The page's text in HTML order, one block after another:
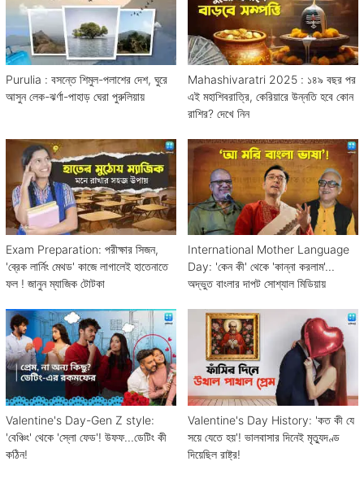
Purulia : বসন্তে শিমুল-পলাশের দেশ, ঘুরে
আসুন লেক-ঝর্ণা-পাহাড় ঘেরা পুরুলিয়ায়
Mahashivaratri 2025 : ১৪৯ বছর পর
এই মহাশিবরাত্রি, কেরিয়ারে উন্নতি হবে কোন
রাশির? দেখে নিন
Exam Preparation: পরীক্ষার সিজন,
'ব্রেক লার্নিং মেথড' কাজে লাগালেই হাতেনাতে
ফল ! জানুন ম্যাজিক টোটকা
International Mother Language
Day: 'কেন কী' থেকে 'কান্না করলাম'...
অদ্ভুত বাংলার দাপট সোশ্যাল মিডিয়ায়
Valentine's Day-Gen Z style:
'বেঞ্চিং' থেকে 'স্লো ফেড'! উফফ...ডেটিং কী
কঠিন!
Valentine's Day History: 'কত কী যে
সয়ে যেতে হয়'! ভালবাসার দিনেই মৃত্যুদণ্ড
দিয়েছিল রাষ্ট্র!